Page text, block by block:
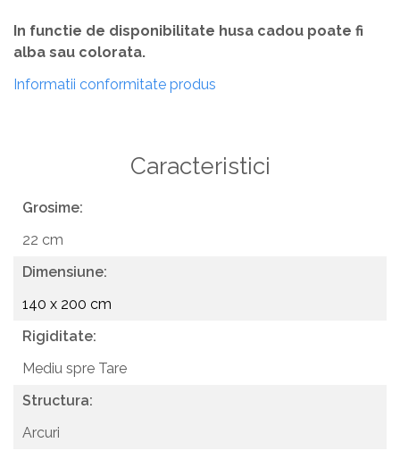
In functie de disponibilitate husa cadou poate fi
alba sau colorata.
Informatii conformitate produs
Caracteristici
Grosime:
22 cm
Dimensiune:
140 x 200 cm
Rigiditate:
Mediu spre Tare
Structura:
Arcuri